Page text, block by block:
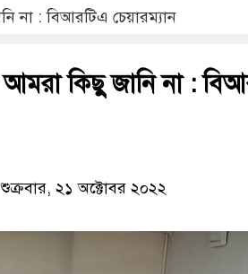
না : বিআরটিএ চেয়ারম্যান
কিছু জানি না :
২১ অক্টোবর ২০২২